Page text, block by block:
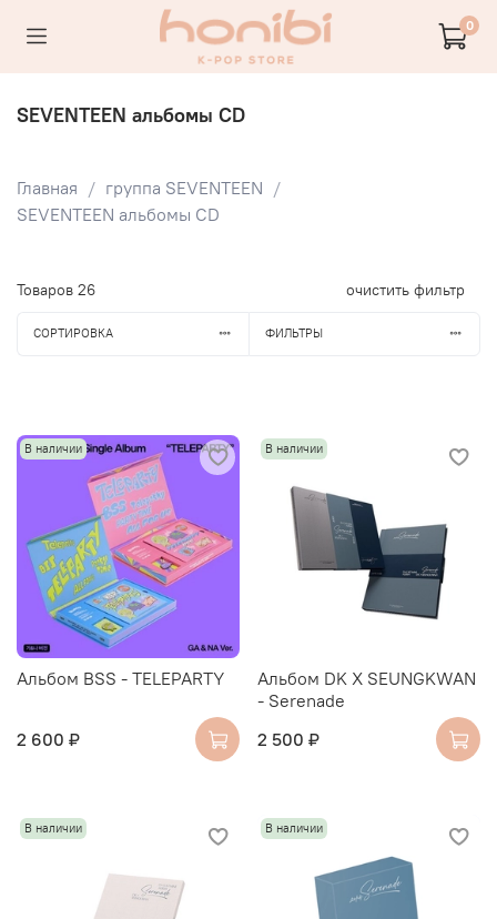
0
SEVENTEEN альбомы CD
Главная
группа SEVENTEEN
SEVENTEEN альбомы CD
Товаров 26 очистить фильтр
СОРТИРОВКА ФИЛЬТРЫ
В наличии
Альбом BSS - TELEPARTY
2 600 ₽
В наличии
Альбом DK X SEUNGKWAN
- Serenade
2 500 ₽
В наличии В наличии